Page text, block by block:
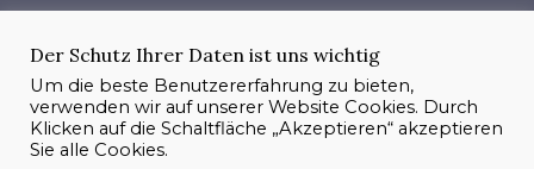
Über Uns
Kontakt
Impressum
Der Schutz Ihrer Daten ist uns wichtig
Um die beste Benutzererfahrung zu bieten,
verwenden wir auf unserer Website Cookies. Durch
Klicken auf die Schaltfläche „Akzeptieren“ akzeptieren
Sie alle Cookies.